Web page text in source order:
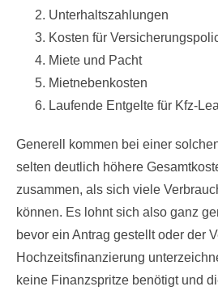
Unterhaltszahlungen
Kosten für
Miete und Pacht
Mietnebenkosten
Laufende Entgelte für Kfz-
Generell kommen bei einer
selten deutlich höhere
zusammen, als sich viele
können. Es lohnt sich also ganz
bevor ein Antrag gestellt oder der
Hochzeitsfinanzierung
keine Finanzspritze benötigt und